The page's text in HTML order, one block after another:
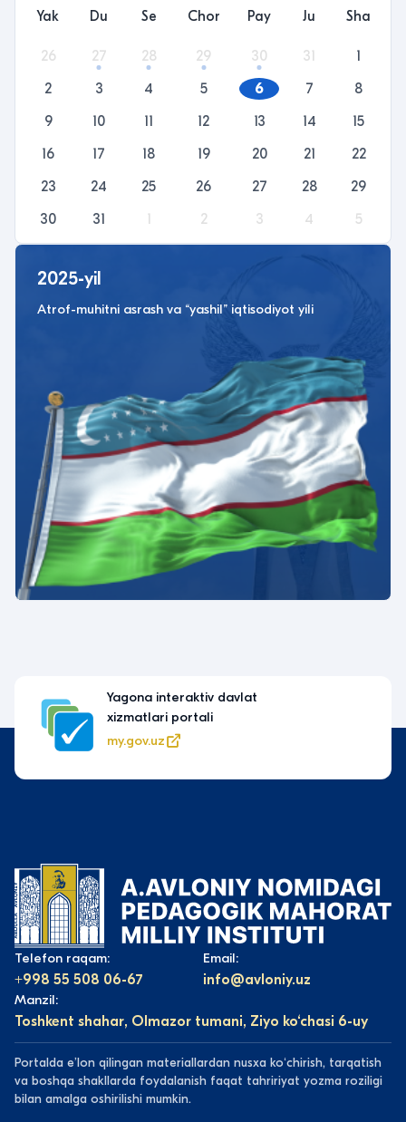
Yak Du Se Chor Pay Ju Sha
26 27 28 29 30 31
1
2
3 4 5 6 7
8
9
10 11 12 13 14
15
16
17 18 19 20 21
22
23
24 25 26 27 28
29
30
31 2 3 4 5
2025-yil
Atrof-muhitni asrash va “yashil” iqtisodiyot yili
Oʻzbekiston Respublikasi Oliy taʼlim, fan va
innovatsiyalar vazirligi
edu.uz
Telefon raqam:
+998 55 508 06-67
Email:
info@avloniy.uz
Manzil:
Toshkent shahar, Olmazor tumani, Ziyo ko‘chasi 6-uy
Portalda eʼlon qilingan materiallardan nusxa koʻchirish, tarqatish
va boshqa shakllarda foydalanish faqat tahririyat yozma roziligi
bilan amalga oshirilishi mumkin.